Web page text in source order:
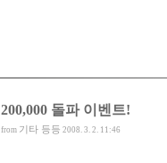
200,000 돌파 이벤트!
from 기타 등등 2008. 3. 2. 11:46